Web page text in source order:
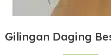
Gilingan Daging